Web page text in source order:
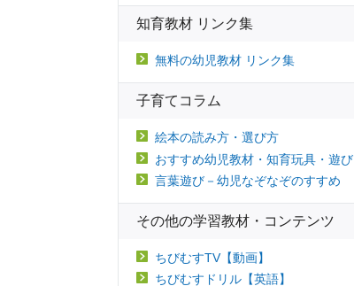
知育教材 リンク集
無料の幼児教材 リンク集
子育てコラム
絵本の読み方・選び方
おすすめ幼児教材・知育玩具・遊び
言葉遊び－幼児なぞなぞのすすめ
その他の学習教材・コンテンツ
ちびむすTV【動画】
ちびむすドリル【英語】